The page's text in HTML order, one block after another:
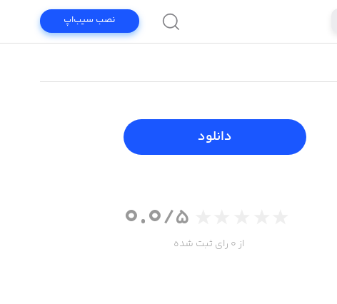
نصب سیب‌اپ
دانلود
0.0/5
از 0 رای ثبت شده